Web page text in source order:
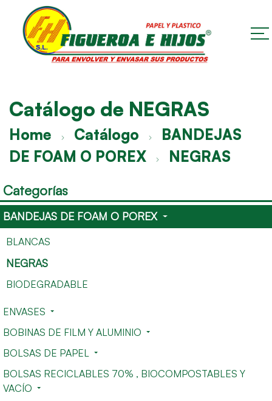
Catálogo de NEGRAS
Home Catálogo
BANDEJAS
DE FOAM O POREX
NEGRAS
Categorías
BANDEJAS DE FOAM O POREX
BLANCAS
NEGRAS
BIODEGRADABLE
ENVASES
BOBINAS DE FILM Y ALUMINIO
BOLSAS DE PAPEL
BOLSAS RECICLABLES 70% , BIOCOMPOSTABLES Y
VACÍO